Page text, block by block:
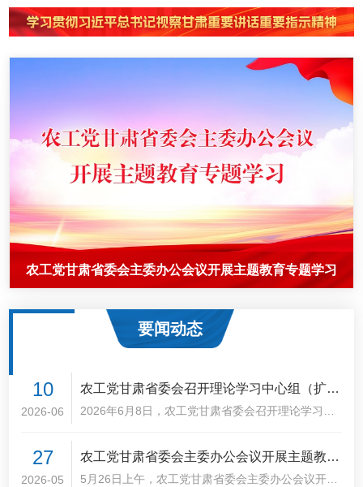
行稳致远
农工党甘肃省委会机关召开2026年第10次政治理论集中
学习会议
农工党甘肃省委会召开理论学习中心组（扩大）学习会
暨“参政为公、实干为民”主题教育读书班
农工党甘肃省委会主委办公会议开展主题教育专题学习
要闻动态
10
2026-06
农工党甘肃省委会召开理论学习中心组（扩
大）学习会暨“参政为公、实干为民”主题教育
2026年6月8日，农工党甘肃省委会召开理论学习中
天康主持会议并讲话，副主委黄宝荣、刘兴荣、王向
机、王社宁参加会议。会议深入学习贯彻习近平总书
27
2026-05
农工党甘肃省委会主委办公会议开展主题教育
专题学习
5月26日上午，农工党甘肃省委会主委办公会议开